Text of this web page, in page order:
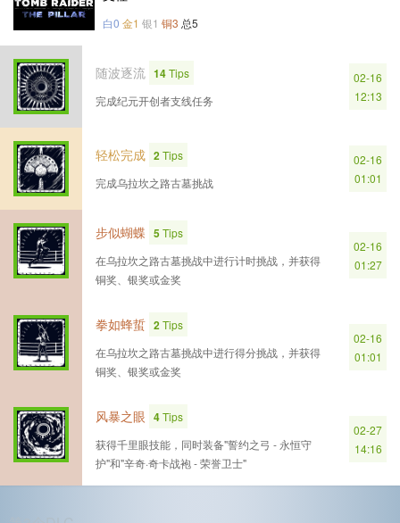
白0 金1 银1 铜3 总5
随波逐流 14Tips
完成纪元开创者支线任务
02-16
12:13
轻松完成 2Tips
完成乌拉坎之路古墓挑战
02-16
01:01
步似蝴蝶 5Tips
在乌拉坎之路古墓挑战中进行计时挑战，并获得
铜奖、银奖或金奖
02-16
01:27
拳如蜂蜇 2Tips
在乌拉坎之路古墓挑战中进行得分挑战，并获得
铜奖、银奖或金奖
02-16
01:01
风暴之眼 4Tips
获得千里眼技能，同时装备"誓约之弓 - 永恒守
护"和"辛奇·奇卡战袍 - 荣誉卫士"
02-27
14:16